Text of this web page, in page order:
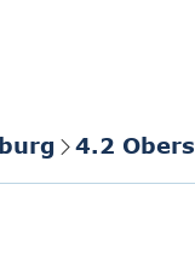
4.2